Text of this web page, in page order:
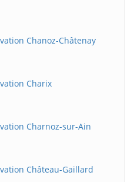
Chanoz-Châtenay
Charix
Charnoz-sur-Ain
Château-Gaillard